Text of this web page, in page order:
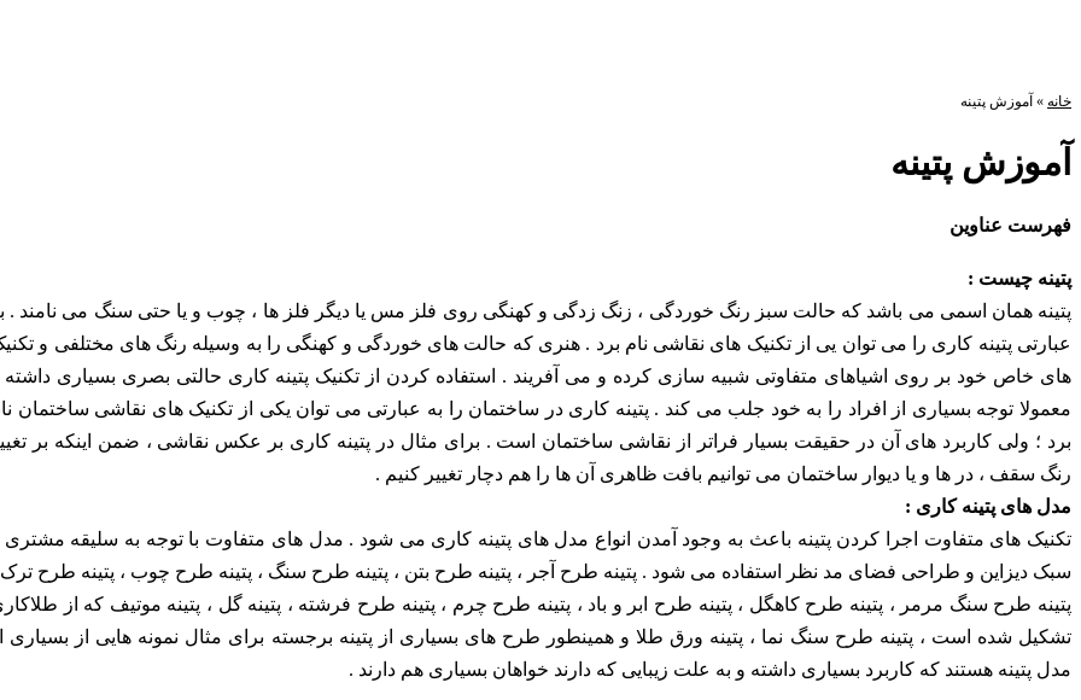
خانه » آموزش پتینه
آموزش پتینه
فهرست عناوین
پتینه چیست :
پتینه همان اسمی می باشد که حالت سبز رنگ خوردگی ، زنگ زدگی و کهنگی روی فلز مس یا دیگر فلز ها ، چوب و یا حتی سنگ می نامند .
عبارتی پتینه کاری را می توان یی از تکنیک های نقاشی نام برد . هنری که حالت های خوردگی و کهنگی را به وسیله رنگ های مختلفی و
های خاص خود بر روی اشیاهای متفاوتی شبیه سازی کرده و می آفریند . استفاده کردن از تکنیک پتینه کاری حالتی بصری بسیاری داشته
معمولا توجه بسیاری از افراد را به خود جلب می کند . پتینه کاری در ساختمان را به عبارتی می توان یکی از تکنیک های نقاشی ساختمان
برد ؛ ولی کاربرد های آن در حقیقت بسیار فراتر از نقاشی ساختمان است . برای مثال در پتینه کاری بر عکس نقاشی ، ضمن اینکه بر
رنگ سقف ، در ها و یا دیوار ساختمان می توانیم بافت ظاهری آن ها را هم دچار تغییر کنیم .
مدل های پتینه کاری :
تکنیک های متفاوت اجرا کردن پتینه باعث به وجود آمدن انواع مدل های پتینه کاری می شود . مدل های متفاوت با توجه به سلیقه مشتری
سبک دیزاین و طراحی فضای مد نظر استفاده می شود . پتینه طرح آجر ، پتینه طرح بتن ، پتینه طرح سنگ ، پتینه طرح چوب ، پتینه طرح ترک
پتینه طرح سنگ مرمر ، پتینه طرح کاهگل ، پتینه طرح ابر و باد ، پتینه طرح چرم ، پتینه طرح فرشته ، پتینه گل ، پتینه موتیف که از
تشکیل شده است ، پتینه طرح سنگ نما ، پتینه ورق طلا و همینطور طرح های بسیاری از پتینه برجسته برای مثال نمونه هایی از بسیاری
مدل پتینه هستند که کاربرد بسیاری داشته و به علت زیبایی که دارند خواهان بسیاری هم دارند .